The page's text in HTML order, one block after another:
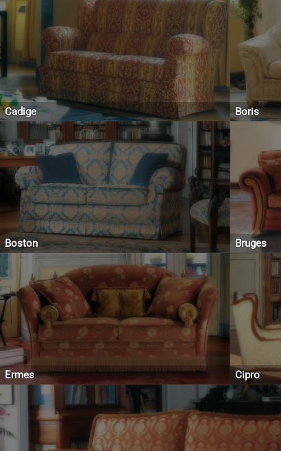
Cadige Boris
Boston Bruges
Ermes Cipro